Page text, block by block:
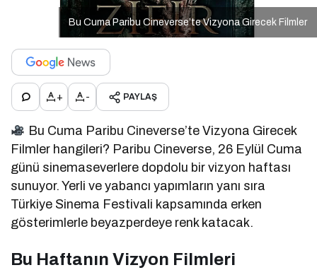
Bu Cuma Paribu Cineverse’te Vizyona Girecek Filmler
+ - PAYLAŞ
Bu Cuma Paribu Cineverse’te Vizyona Girecek
Filmler hangileri? Paribu Cineverse, 26 Eylül Cuma
günü sinemaseverlere dopdolu bir vizyon haftası
sunuyor. Yerli ve yabancı yapımların yanı sıra
Türkiye Sinema Festivali kapsamında erken
gösterimlerle beyazperdeye renk katacak.
Bu Haftanın Vizyon Filmleri